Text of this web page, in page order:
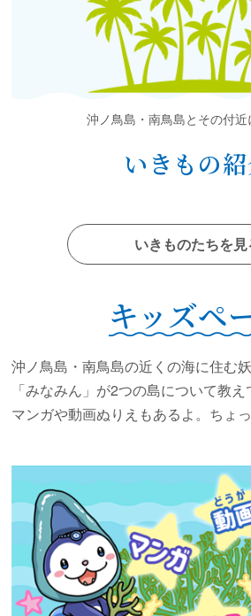
沖ノ鳥島・南鳥島とその付近
いきもの
いきものたちを見
キッズペ
沖ノ鳥島・南鳥島の近くの海に住む
「みなみん」が2つの島について教え
マンガや動画ぬりえもあるよ。ちょ